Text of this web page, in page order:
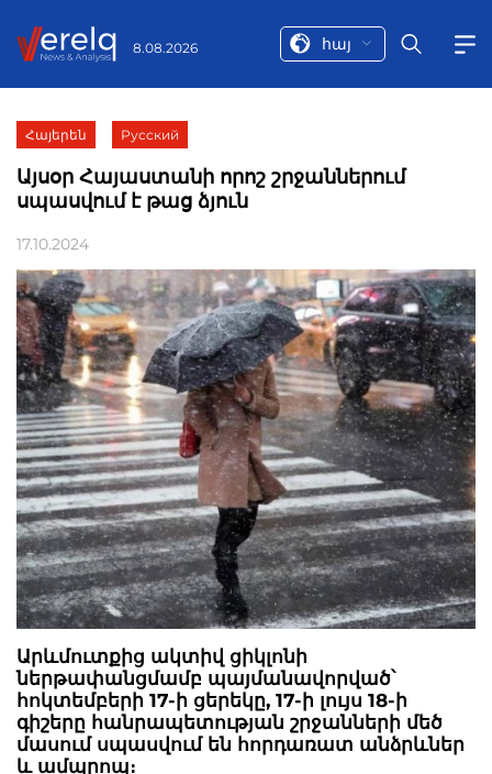
8.08.2026 հայ
Հայերեն Русский
Այսօր Հայաստանի որոշ շրջաններում
սպասվում է թաց ձյուն
17.10.2024
Արևմուտքից ակտիվ ցիկլոնի
ներթափանցմամբ պայմանավորված՝
հոկտեմբերի 17-ի ցերեկը, 17-ի լույս 18-ի
գիշերը հանրապետության շրջանների մեծ
մասում սպասվում են հորդառատ անձրևներ
և ամպրոպ։